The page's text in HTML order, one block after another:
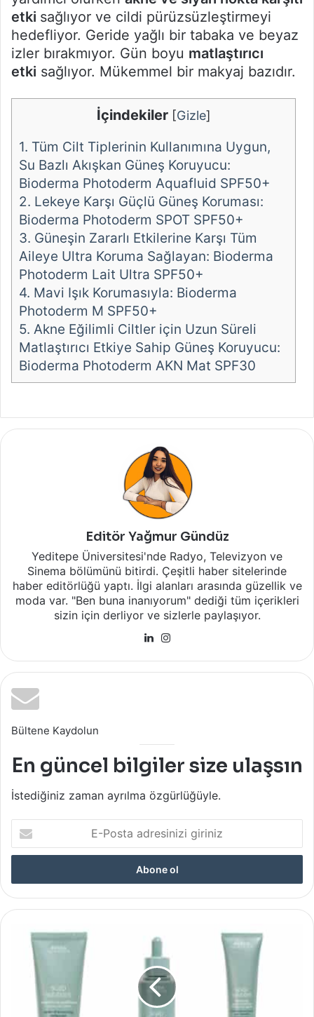
etki sağlıyor ve cildi pürüzsüzleştirmeyi
hedefliyor. Geride yağlı bir tabaka ve beyaz
izler bırakmıyor. Gün boyu matlaştırıcı
etki sağlıyor. Mükemmel bir makyaj bazıdır.
İçindekiler [Gizle]
1. Tüm Cilt Tiplerinin Kullanımına Uygun,
Su Bazlı Akışkan Güneş Koruyucu:
Bioderma Photoderm Aquafluid SPF50+
2. Lekeye Karşı Güçlü Güneş Koruması:
Bioderma Photoderm SPOT SPF50+
3. Güneşin Zararlı Etkilerine Karşı Tüm
Aileye Ultra Koruma Sağlayan: Bioderma
Photoderm Lait Ultra SPF50+
4. Mavi Işık Korumasıyla: Bioderma
Photoderm M SPF50+
5. Akne Eğilimli Ciltler için Uzun Süreli
Matlaştırıcı Etkiye Sahip Güneş Koruyucu:
Bioderma Photoderm AKN Mat SPF30
Editör Yağmur Gündüz
Yeditepe Üniversitesi'nde Radyo, Televizyon ve
Sinema bölümünü bitirdi. Çeşitli haber sitelerinde
haber editörlüğü yaptı. İlgi alanları arasında güzellik ve
moda var. "Ben buna inanıyorum" dediği tüm içerikleri
sizin için derliyor ve sizlerle paylaşıyor.
LinkedIn
Bültene Kaydolun
En güncel bilgiler size ulaşsın
İstediğiniz zaman ayrılma özgürlüğüyle.
E-
Posta
adresinizi
Aveda:
Yeni
Vegan
Scalp
Solutions